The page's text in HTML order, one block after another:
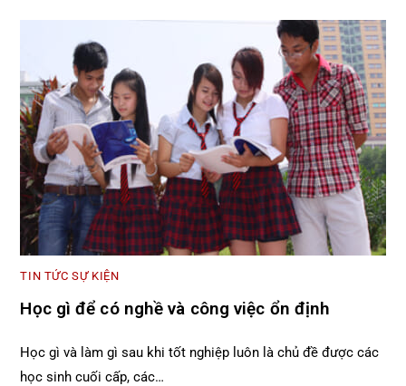
TIN TỨC SỰ KIỆN
Học gì để có nghề và công việc ổn định
Học gì và làm gì sau khi tốt nghiệp luôn là chủ đề được các
học sinh cuối cấp, các…